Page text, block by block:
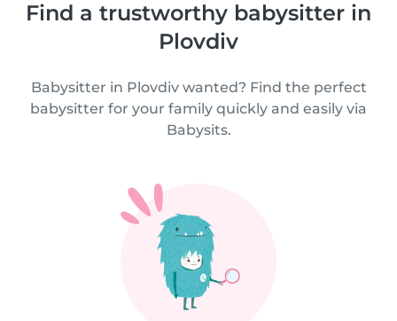
Find a trustworthy babysitter in
Plovdiv
Babysitter in Plovdiv wanted? Find the perfect
babysitter for your family quickly and easily via
Babysits.